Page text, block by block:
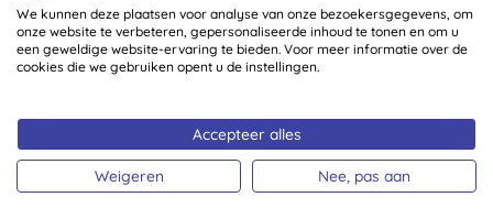
Miniml Verfrissende
Limoen & Basilicum
Handzeep - 5L
Miniml Indulgent
Kokosnoot Bad &
Douchegel - 5L Refill
We kunnen deze plaatsen voor analyse van onze bezoekersgegevens, om
onze website te verbeteren, gepersonaliseerde inhoud te tonen en om u
een geweldige website-ervaring te bieden. Voor meer informatie over de
cookies die we gebruiken opent u de instellingen.
Accepteer alles
Weigeren Nee, pas aan